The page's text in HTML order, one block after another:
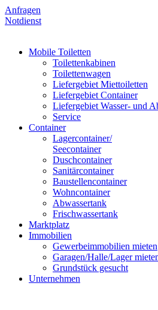
Anfragen
Notdienst
Mobile Toiletten
Toilettenkabinen
Toilettenwagen
Liefergebiet Miettoiletten
Liefergebiet Container
Liefergebiet Wasser- und
Service
Container
Lagercontainer/
Seecontainer
Duschcontainer
Sanitärcontainer
Baustellencontainer
Wohncontainer
Abwassertank
Frischwassertank
Marktplatz
Immobilien
Gewerbeimmobilien mieten
Garagen/Halle/Lager
Grundstück gesucht
Unternehmen